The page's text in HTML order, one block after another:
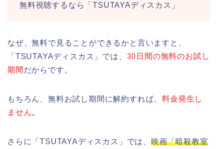
無料視聴するなら「TSUTAYAディスカス」
なぜ、無料で見ることができるかと言いますと、
「TSUTAYAディスカス」では、 30日間の無料のお試し
期間 だからです。
もちろん、無料お試し期間に解約すれば、料金発生し
ません。
さらに「TSUTAYAディスカス」では、 映画「暗殺教室